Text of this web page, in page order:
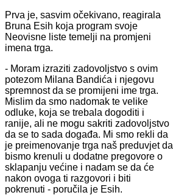
Prva je, sasvim očekivano, reagirala
Bruna Esih koja program svoje
Neovisne liste temelji na promjeni
imena trga.
- Moram izraziti zadovoljstvo s ovim
potezom Milana Bandića i njegovu
spremnost da se promijeni ime trga.
Mislim da smo nadomak te velike
odluke, koja se trebala dogoditi i
ranije, ali ne mogu sakriti zadovoljstvo
da se to sada događa. Mi smo rekli da
je preimenovanje trga naš preduvjet da
bismo krenuli u dodatne pregovore o
sklapanju većine i nadam se da će
nakon ovoga ti razgovori i biti
pokrenuti - poručila je Esih.